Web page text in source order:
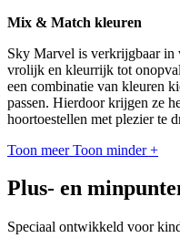
Mix & Match kleuren
Sky Marvel is verkrijgbaar in
vrolijk en kleurrijk tot
een combinatie van kleuren
passen. Hierdoor krijgen ze
hoortoestellen met plezier te
Toon meer Toon minder +
Plus- en
Speciaal ontwikkeld voor